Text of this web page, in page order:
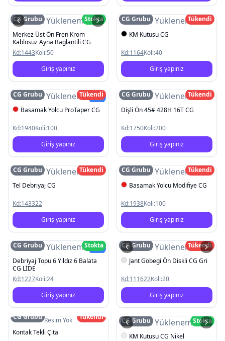
Resim Yüklenemedi
CG Grubu
Stokta
Merkez Üst Ön Fren Krom
Kablosuz Ayna Baglantili CG
Kd:1443Koli:50
Giriş yapınız
Resim Yüklenemedi
CG Grubu
Tükendi
KM Kutusu CG
Kd:1164Koli:40
Giriş yapınız
Resim YüklenemediYeni
CG Grubu
Tükendi
Basamak Yolcu ProTaper CG
Kd:1940Koli:100
Giriş yapınız
Resim Yüklenemedi
CG Grubu
Tükendi
Dişli Ön 45# 428H 16T CG
Kd:1750Koli:200
Giriş yapınız
Resim Yüklenemedi
CG Grubu
Tükendi
Tel Debriyaj CG
Kd:143322
Giriş yapınız
Resim Yüklenemedi
CG Grubu
Tükendi
Basamak Yolcu Modifiye CG
Kd:1938Koli:100
Giriş yapınız
Resim YüklenemediYeni
CG Grubu
Stokta
Debriyaj Topu 6 Yıldız 6 Balata
CG LİDE
Kd:1227Koli:24
Giriş yapınız
Resim Yüklenemedi
CG Grubu
Tükendi
Jant Göbegi Ön Diskli CG Gri
Kd:111622Koli:20
Giriş yapınız
Resim Yok
CG Grubu
Tükendi
Kontak Tekli Çita
Resim Yüklenemedi
CG Grubu
Stokta
KM Kutusu CG Nikel